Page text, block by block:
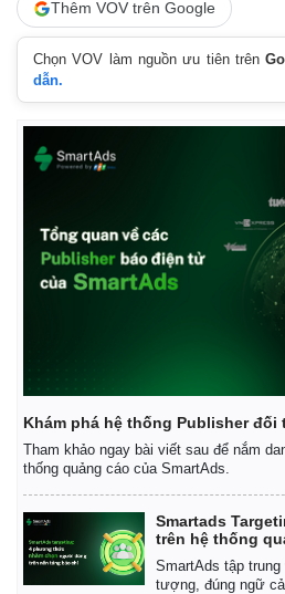
Thêm VOV trên Google
Chọn VOV làm nguồn ưu tiên trên
dẫn.
Khám phá hệ thống Publisher đối
Tham khảo ngay bài viết sau để nắm
thống quảng cáo của SmartAds.
Smartads
trên hệ thống
SmartAds tập
tượng, đúng ngữ